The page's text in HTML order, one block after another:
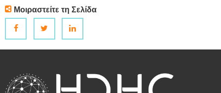
Μοιραστείτε τη Σελίδα